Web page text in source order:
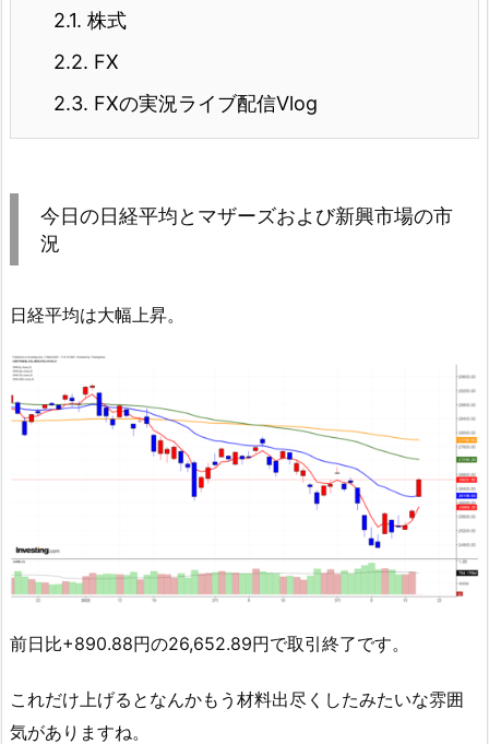
2.1. 株式
2.2. FX
2.3. FXの実況ライブ配信Vlog
今日の日経平均とマザーズおよび新興市場の市
況
日経平均は大幅上昇。
前日比+890.88円の26,652.89円で取引終了です。
これだけ上げるとなんかもう材料出尽くしたみたいな雰囲
気がありますね。